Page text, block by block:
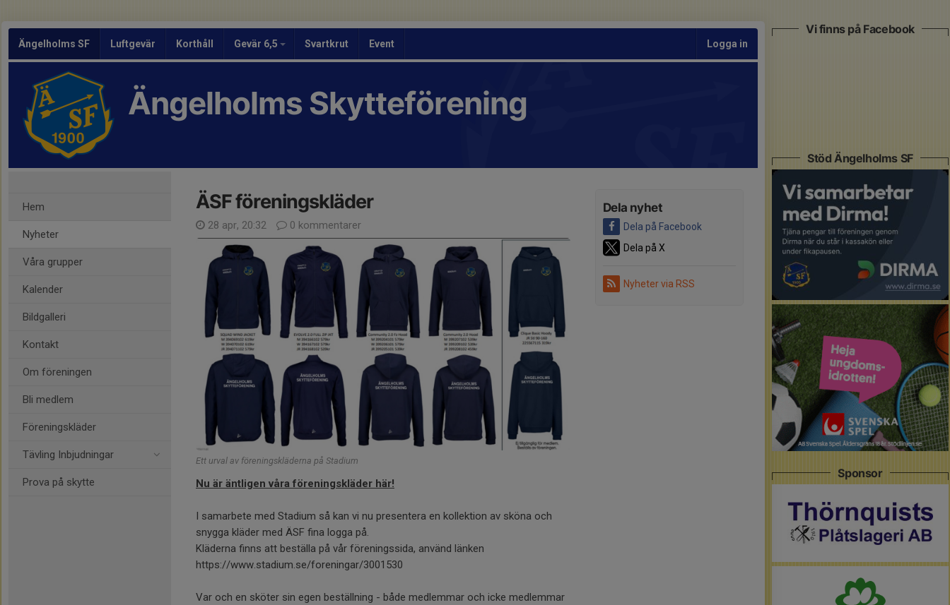
Ängelholms SF Luftgevär Korthåll Gevär 6,5 Svartkrut Event Logga in
Ängelholms Skytteförening
Hem
Nyheter
Våra grupper
Kalender
Bildgalleri
Kontakt
Om föreningen
Bli medlem
Föreningskläder
Tävling Inbjudningar
Prova på skytte
Dela nyhet
Dela på Facebook
Dela på X
Nyheter via RSS
ÄSF föreningskläder
28 apr, 20:32 0 kommentarer
Ett urval av föreningskläderna på Stadium
Nu är äntligen våra föreningskläder här!
I samarbete med Stadium så kan vi nu presentera en kollektion av sköna och
snygga kläder med ÄSF fina logga på.
Kläderna finns att beställa på vår föreningssida, använd länken
https://www.stadium.se/foreningar/3001530
Var och en sköter sin egen beställning - både medlemmar och icke medlemmar
Vi finns på Facebook
Stöd Ängelholms SF
Sponsor